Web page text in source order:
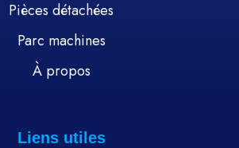
Pièces détachées
Parc machines
À propos
Liens utiles